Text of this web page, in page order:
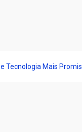
Tecnologia Mais